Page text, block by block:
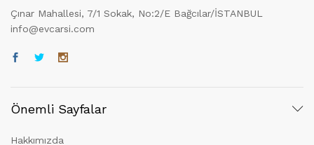
Çınar Mahallesi, 7/1 Sokak, No:2/E Bağcılar/İSTANBUL
info@evcarsi.com
Önemli Sayfalar
Hakkımızda